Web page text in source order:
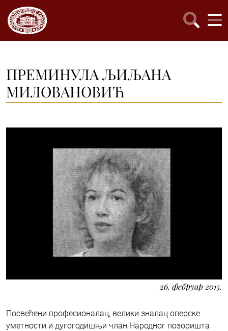
ПРЕМИНУЛА ЉИЉАНА
МИЛОВАНОВИЋ
26. фебруар 2015.
Посвећени професионалац, велики зналац оперске
уметности и дугогодишњи члан Народног позоришта